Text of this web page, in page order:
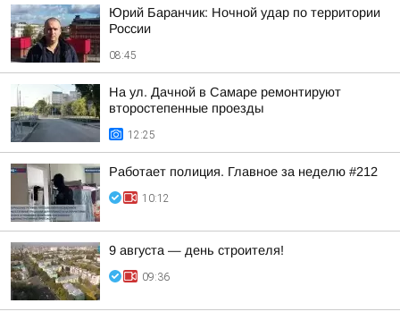
Юрий Баранчик: Ночной удар по территории
России
08:45
На ул. Дачной в Самаре ремонтируют
второстепенные проезды
12:25
Работает полиция. Главное за неделю #212
10:12
9 августа — день строителя!
09:36